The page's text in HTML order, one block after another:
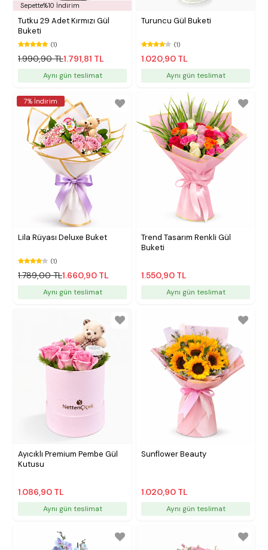
Sepette%10 İndirim
Tutku 29 Adet Kırmızı Gül
Buketi
(1)
1.990,90 TL1.791,81 TL
Aynı gün teslimat
Turuncu Gül Buketi
(1)
1.020,90 TL
Aynı gün teslimat
7% İndirim
Lila Rüyası Deluxe Buket
(1)
1.789,00 TL1.660,90 TL
Aynı gün teslimat
Trend Tasarım Renkli Gül
Buketi
1.550,90 TL
Aynı gün teslimat
Ayıcıklı Premium Pembe Gül
Kutusu
1.086,90 TL
Aynı gün teslimat
Sunflower Beauty
1.020,90 TL
Aynı gün teslimat